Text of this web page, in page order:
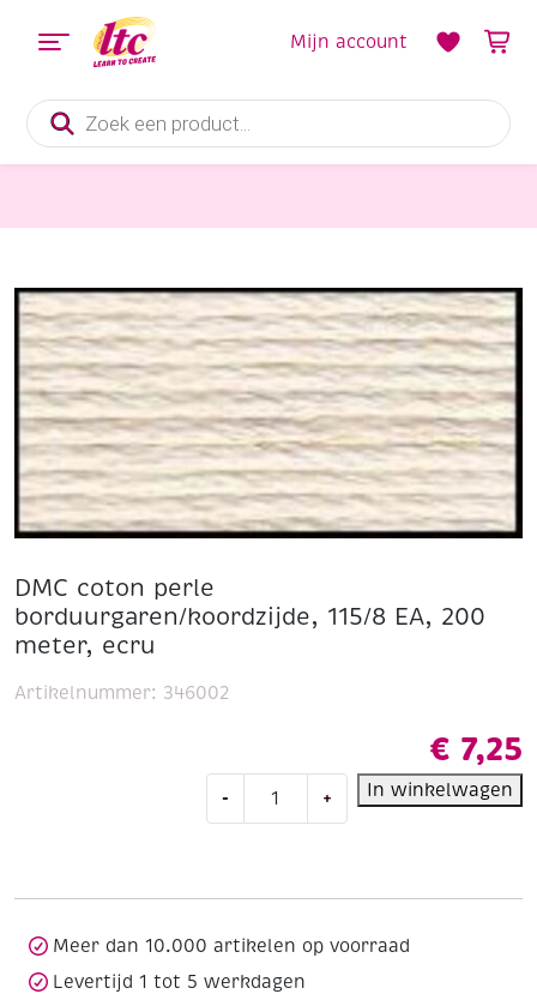
Producten
zoeken
Mijn account
DMC coton perle
borduurgaren/koordzijde, 115/8 EA, 200
meter, ecru
€ 7,25
-
200
meter,
+ In winkelwagen
Artikelnummer: 346002
Meer dan 10.000 artikelen op voorraad
Levertijd 1 tot 5 werkdagen